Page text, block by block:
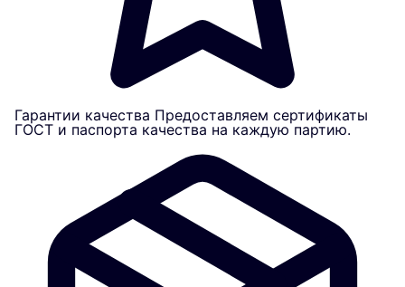
Гарантии качества Предоставляем сертификаты
ГОСТ и паспорта качества на каждую партию.